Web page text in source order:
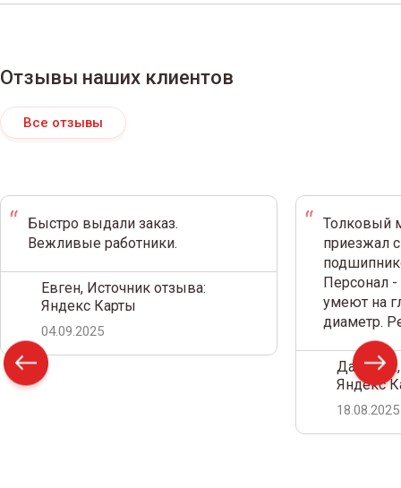
Отзывы наших клиентов
Все отзывы
Быстро выдали заказ.
Вежливые работники.
Евген, Источник отзыва:
Яндекс Карты
04.09.2025
Толковый
приезжал
Персонал
умеют на
диаметр.
Дамир
Яндекс
18.08.2025